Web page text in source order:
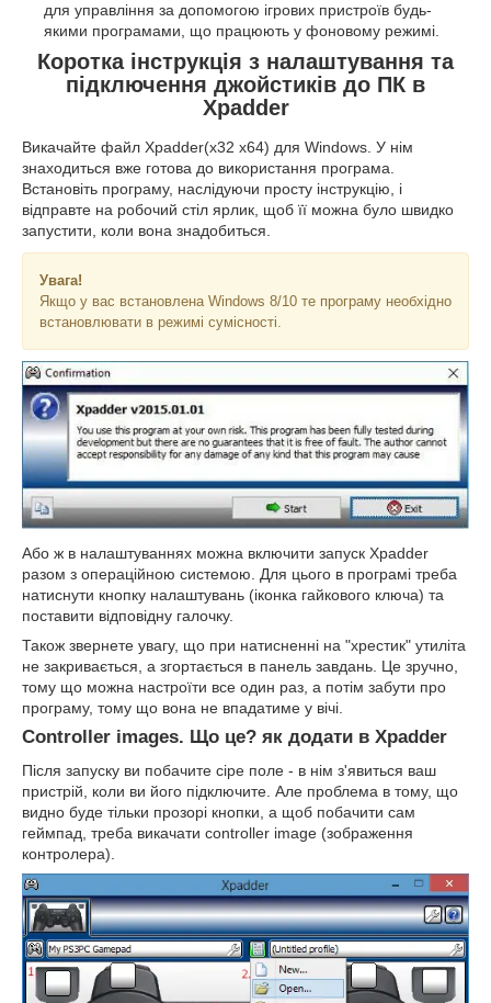
для управління за допомогою ігрових пристроїв будь-
якими програмами, що працюють у фоновому режимі.
Коротка інструкція з налаштування та
підключення джойстиків до ПК в
Xpadder
Викачайте файл Xpadder(x32 x64) для Windows. У нім
знаходиться вже готова до використання програма.
Встановіть програму, наслідуючи просту інструкцію, і
відправте на робочий стіл ярлик, щоб її можна було швидко
запустити, коли вона знадобиться.
Увага!
Якщо у вас встановлена Windows 8/10 те програму необхідно
встановлювати в режимі сумісності.
Або ж в налаштуваннях можна включити запуск Xpadder
разом з операційною системою. Для цього в програмі треба
натиснути кнопку налаштувань (іконка гайкового ключа) та
поставити відповідну галочку.
Також звернете увагу, що при натисненні на "хрестик" утиліта
не закривається, а згортається в панель завдань. Це зручно,
тому що можна настроїти все один раз, а потім забути про
програму, тому що вона не впадатиме у вічі.
Controller images. Що це? як додати в Xpadder
Після запуску ви побачите сіре поле - в нім з'явиться ваш
пристрій, коли ви його підключите. Але проблема в тому, що
видно буде тільки прозорі кнопки, а щоб побачити сам
геймпад, треба викачати controller image (зображення
контролера).